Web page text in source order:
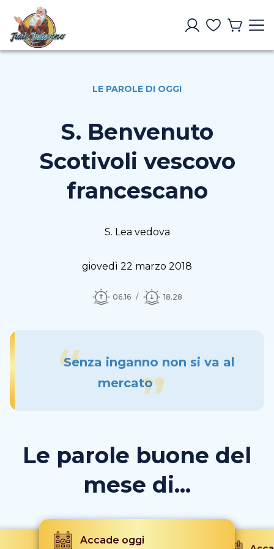
LE PAROLE DI OGGI
S. Benvenuto
Scotivoli vescovo
francescano
S. Lea vedova
giovedì 22 marzo 2018
06.16 18.28
Senza inganno non si va al
mercato
Le parole buone del
mese di...
Accade oggi